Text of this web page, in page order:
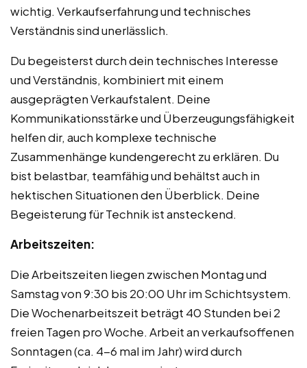
wichtig. Verkaufserfahrung und technisches
Verständnis sind unerlässlich.
Du begeisterst durch dein technisches Interesse
und Verständnis, kombiniert mit einem
ausgeprägten Verkaufstalent. Deine
Kommunikationsstärke und Überzeugungsfähigkeit
helfen dir, auch komplexe technische
Zusammenhänge kundengerecht zu erklären. Du
bist belastbar, teamfähig und behältst auch in
hektischen Situationen den Überblick. Deine
Begeisterung für Technik ist ansteckend.
Arbeitszeiten:
Die Arbeitszeiten liegen zwischen Montag und
Samstag von 9:30 bis 20:00 Uhr im Schichtsystem.
Die Wochenarbeitszeit beträgt 40 Stunden bei 2
freien Tagen pro Woche. Arbeit an verkaufsoffenen
Sonntagen (ca. 4-6 mal im Jahr) wird durch